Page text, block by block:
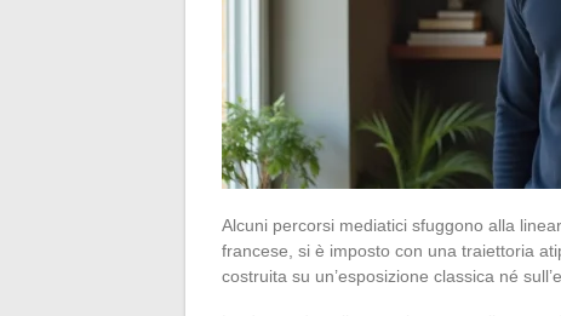
Alcuni percorsi mediatici sfuggono alla
francese, si è imposto con una traiettoria
costruita su un’esposizione classica né